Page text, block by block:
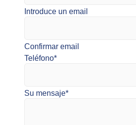
Introduce un email
Confirmar email
Teléfono*
Su mensaje*